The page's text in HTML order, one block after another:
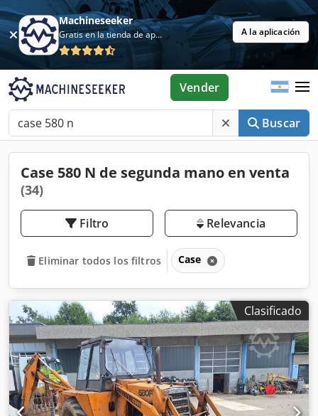
Machineseeker
Gratis en la tienda de aplicaciones A la aplicación
Buscar
Vender
Case 580 N de segunda mano en venta
(34)
Filtro Relevancia
Eliminar todos los filtros Case
Clasificado